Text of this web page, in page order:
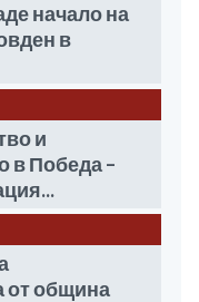
начало на
в
и
в Победа –
от община